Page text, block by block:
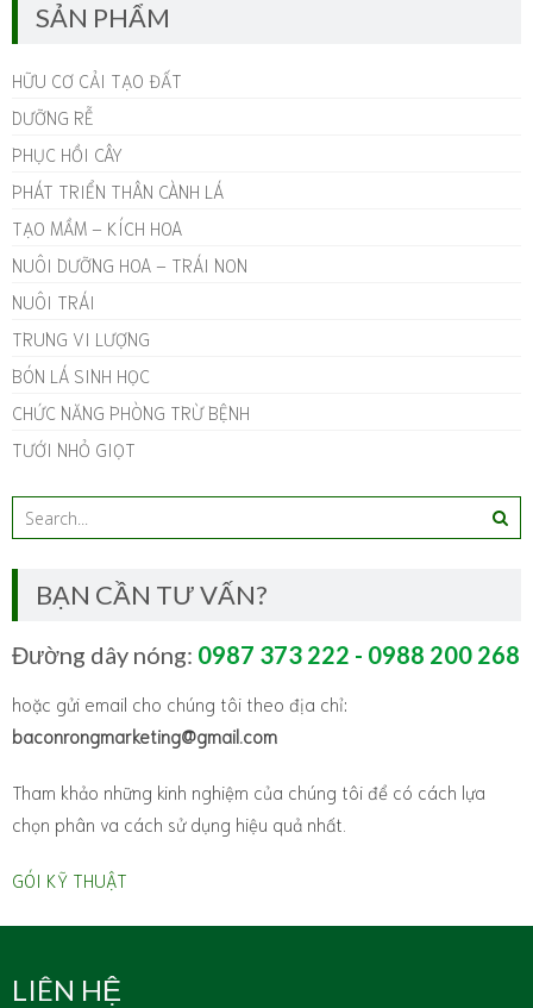
SẢN PHẨM
HỮU CƠ CẢI TẠO ĐẤT
DƯỠNG RỄ
PHỤC HỒI CÂY
PHÁT TRIỂN THÂN CÀNH LÁ
TẠO MẦM – KÍCH HOA
NUÔI DƯỠNG HOA – TRÁI NON
NUÔI TRÁI
TRUNG VI LƯỢNG
BÓN LÁ SINH HỌC
CHỨC NĂNG PHÒNG TRỪ BỆNH
TƯỚI NHỎ GIỌT
BẠN CẦN TƯ VẤN?
Đường dây nóng: 0987 373 222 - 0988 200 268
hoặc gửi email cho chúng tôi theo địa chỉ:
baconrongmarketing@gmail.com
Tham khảo những kinh nghiệm của chúng tôi để có cách lựa
chọn phân va cách sử dụng hiệu quả nhất.
GÓI KỸ THUẬT
LIÊN HỆ